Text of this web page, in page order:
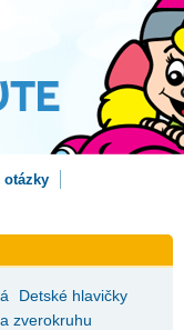
otázky
Detské hlavičky
zverokruhu